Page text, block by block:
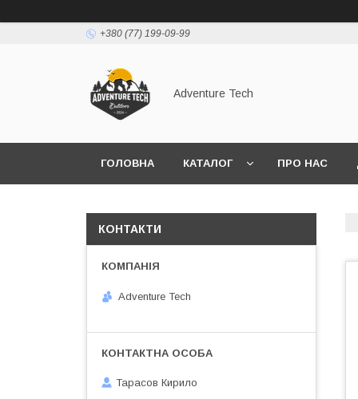
+380 (77) 199-09-99
Adventure Tech
ГОЛОВНА КАТАЛОГ ПРО НАС
КОНТАКТИ
Adventure Tech
Тарасов Кирило